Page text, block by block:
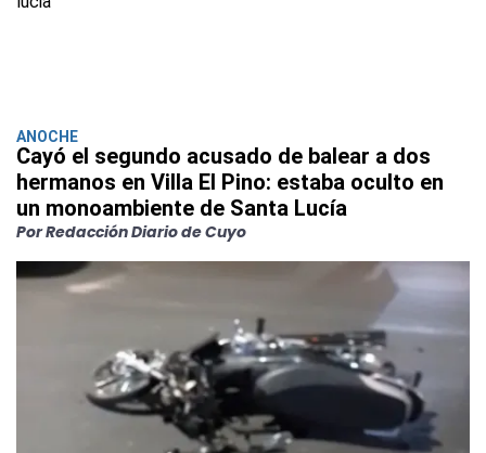
ANOCHE
Cayó el segundo acusado de balear a dos
hermanos en Villa El Pino: estaba oculto en
un monoambiente de Santa Lucía
Por Redacción Diario de Cuyo